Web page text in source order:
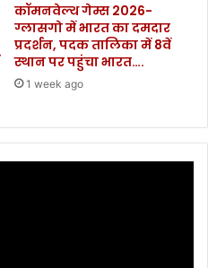
कॉमनवेल्थ गेम्स 2026-
ग्लासगो में भारत का दमदार
प्रदर्शन, पदक तालिका में 8वें
स्थान पर पहुंचा भारत….
1 week ago